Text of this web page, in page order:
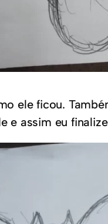
ele ficou.
e assim eu